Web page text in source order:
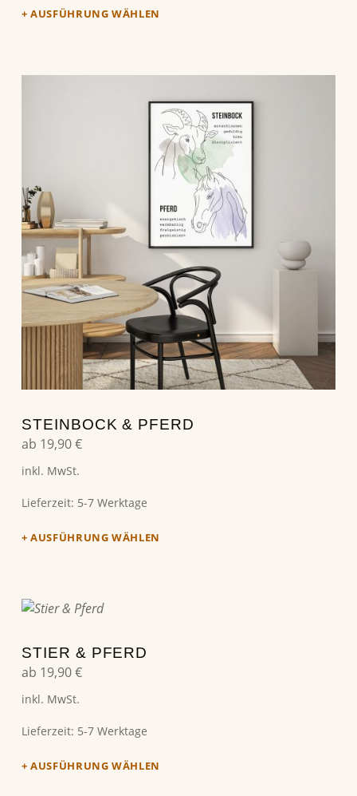
AUSFÜHRUNG WÄHLEN
STEINBOCK & PFERD
ab 19,90€
inkl. MwSt.
Lieferzeit: 5-7 Werktage
AUSFÜHRUNG WÄHLEN
STIER & PFERD
ab 19,90€
inkl. MwSt.
Lieferzeit: 5-7 Werktage
AUSFÜHRUNG WÄHLEN
Dieses Produkt weist mehrere Varianten auf. Die Optionen können auf der Produktseite gewählt werden